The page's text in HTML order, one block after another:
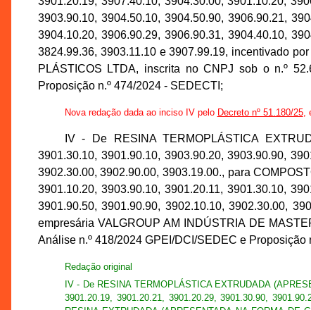
3903.90.10, 3904.50.10, 3904.50.90, 3906.90.21,
3904.10.20, 3906.90.29, 3906.90.31, 3904.40.10,
3824.99.36, 3903.11.10 e 3907.99.19, incentivado
PLÁSTICOS LTDA, inscrita no CNPJ sob o n.º
Proposição n.º 474/2024 - SEDECTI;
Nova redação dada ao inciso IV pelo Decreto nº 51.180/25,
IV - De RESINA TERMOPLÁSTICA
3901.30.10, 3901.90.10, 3903.90.20, 3903.90.90,
3902.30.00, 3902.90.00, 3903.19.00., para
3901.10.20, 3903.90.10, 3901.20.11, 3901.30.10,
3901.90.50, 3901.90.90, 3902.10.10, 3902.30.00,
empresária VALGROUP AM INDÚSTRIA DE
Análise n.º 418/2024 GPEI/DCI/SEDEC e Proposição
Redação original
IV - De RESINA TERMOPLÁSTICA EXTRUDADA
3901.20.19, 3901.20.21, 3901.20.29, 3901.30.90,